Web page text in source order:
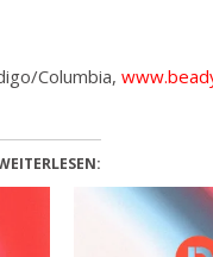
Columbia,